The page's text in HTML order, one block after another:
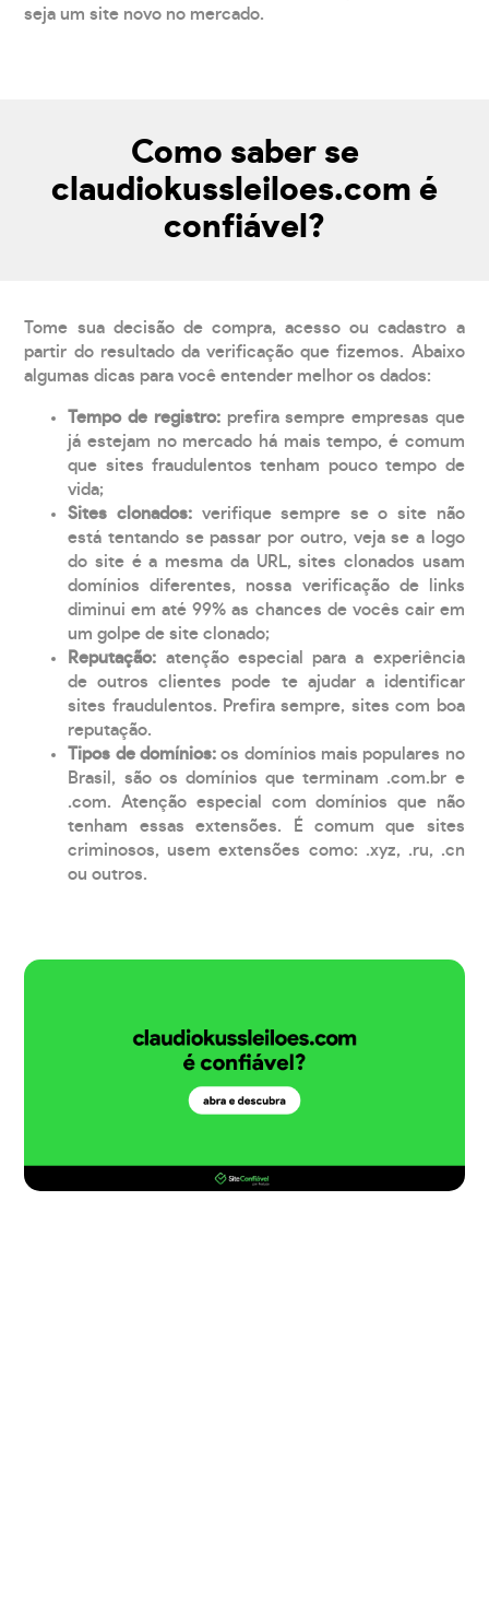
seja um site novo no mercado.
Como saber se
claudiokussleiloes.com é
confiável?
Tome sua decisão de compra, acesso ou cadastro a
partir do resultado da verificação que fizemos. Abaixo
algumas dicas para você entender melhor os dados:
Tempo de registro: prefira sempre empresas que
já estejam no mercado há mais tempo, é comum
que sites fraudulentos tenham pouco tempo de
vida;
Sites clonados: verifique sempre se o site não
está tentando se passar por outro, veja se a logo
do site é a mesma da URL, sites clonados usam
domínios diferentes, nossa verificação de links
diminui em até 99% as chances de vocês cair em
um golpe de site clonado;
Reputação: atenção especial para a experiência
de outros clientes pode te ajudar a identificar
sites fraudulentos. Prefira sempre, sites com boa
reputação.
Tipos de domínios:os domínios mais populares no
Brasil, são os domínios que terminam .com.br e
.com. Atenção especial com domínios que não
tenham essas extensões. É comum que sites
criminosos, usem extensões como: .xyz, .ru, .cn
ou outros.